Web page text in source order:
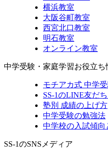
横浜教室
大阪谷町教室
西宮北口教室
明石教室
オンライン教室
中学受験・家庭学習お役立ち
モチアカ式 中学
SS-1のLINE友だ
塾別 成績の上げ方
中学受験の勉強法
中学校の入試傾向
SS-1のSNSメディア